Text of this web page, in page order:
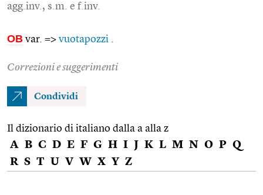
agg.inv., s.m. e f.inv.
OB var. => vuotapozzi
Correzioni e suggerimenti
Condividi
Il dizionario di italiano dalla a alla z
A B C D E F G H I J K L M N O P Q
R S T U V W X Y Z